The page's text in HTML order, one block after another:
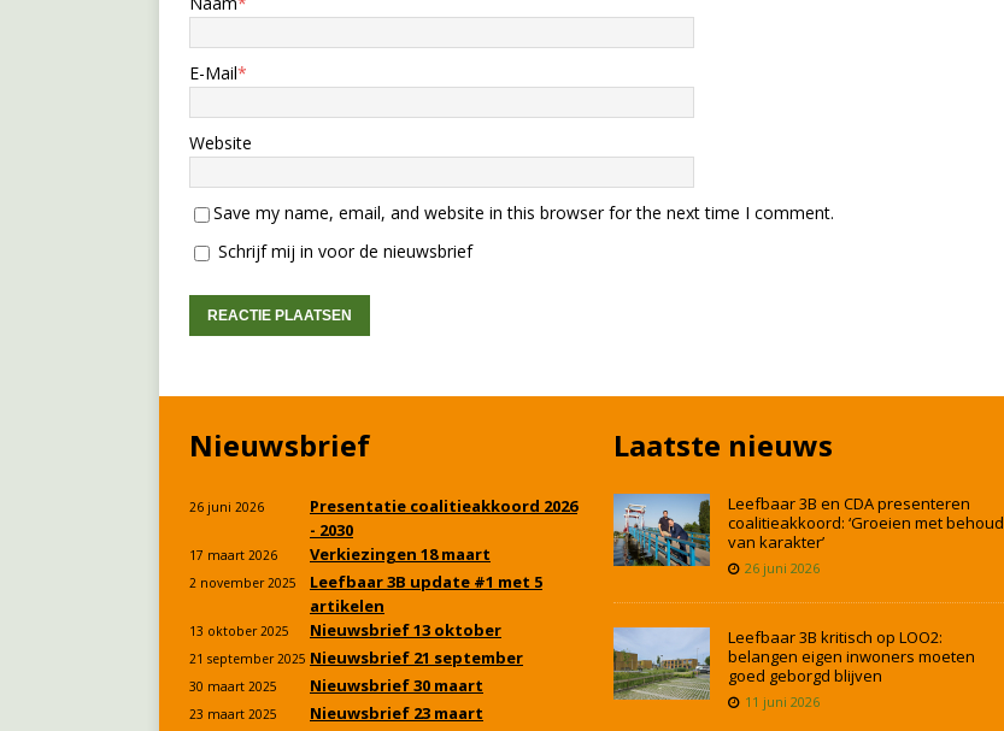
E-Mail*
Website
Save my name, email, and website in this browser for the next time I comment.
Schrijf mij in voor de nieuwsbrief
Nieuwsbrief
26 juni 2026
Presentatie coalitieakkoord 2026
- 2030
17 maart 2026 Verkiezingen 18 maart
2 november 2025
Leefbaar 3B update #1 met 5
artikelen
13 oktober 2025 Nieuwsbrief 13 oktober
21 september 2025 Nieuwsbrief 21 september
30 maart 2025 Nieuwsbrief 30 maart
23 maart 2025
Nieuwsbrief 23 maart
Laatste nieuws
Leefbaar 3B en CDA presenteren
coalitieakkoord: ‘Groeien met behoud
van karakter’
26 juni 2026
Leefbaar 3B kritisch op LOO2:
belangen eigen inwoners moeten
goed geborgd blijven
11 juni 2026